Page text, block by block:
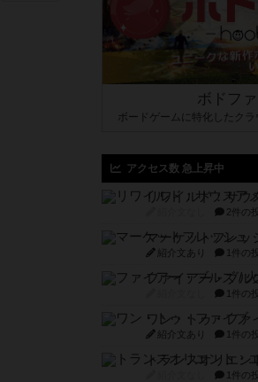
ボドフ
ボードゲームに特化したク
アクセス数 急上昇中
2件の
マーケットフレッ
紹介文あり 1件の
1件の
ワン・トゥ・ファ
紹介文あり 1件の
1件の